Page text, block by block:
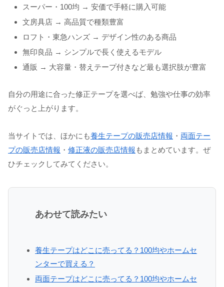
スーパー・100均 → 安価で手軽に購入可能
文房具店 → 高品質で種類豊富
ロフト・東急ハンズ → デザイン性のある商品
無印良品 → シンプルで長く使えるモデル
通販 → 大容量・替えテープ付きなど最も選択肢が豊富
自分の用途に合った修正テープを選べば、勉強や仕事の効率
がぐっと上がります。
当サイトでは、ほかにも養生テープの販売店情報 ・ 両面テー
プの販売店情報 ・ 修正液の販売店情報 もまとめています。ぜ
ひチェックしてみてください。
あわせて読みたい
養生テープはどこに売ってる？100均やホームセ
ンターで買える？
両面テープはどこに売ってる？100均やホームセ